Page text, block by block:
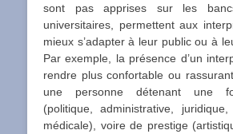
sont pas apprises sur les
universitaires, permettent aux
mieux s’adapter à leur public ou à
Par exemple, la présence d’un
rendre plus confortable ou
une personne détenant une
(politique, administrative,
médicale), voire de prestige